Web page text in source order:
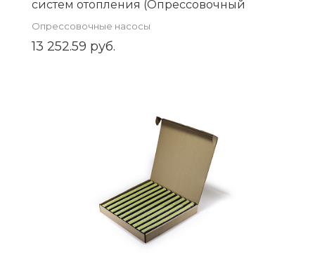
систем отопления (Опрессовочный
Опрессовочные насосы
13 252.59 руб.